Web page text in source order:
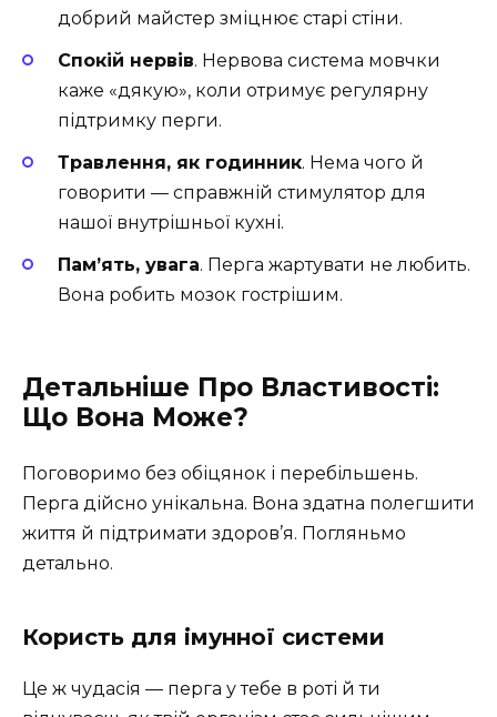
добрий майстер зміцнює старі стіни.
Спокій нервів. Нервова система мовчки
каже «дякую», коли отримує регулярну
підтримку перги.
Травлення, як годинник. Нема чого й
говорити — справжній стимулятор для
нашої внутрішньої кухні.
Пам’ять, увага. Перга жартувати не любить.
Вона робить мозок гострішим.
Детальніше Про Властивості:
Що Вона Може?
Поговоримо без обіцянок і перебільшень.
Перга дійсно унікальна. Вона здатна полегшити
життя й підтримати здоров’я. Погляньмо
детально.
Користь для імунної системи
Це ж чудасія — перга у тебе в роті й ти